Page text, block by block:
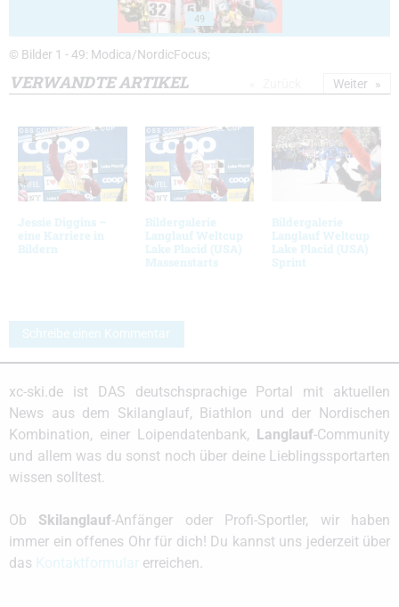
49
© Bilder 1 - 49: Modica/NordicFocus;
VERWANDTE ARTIKEL
Jessie Diggins –
eine Karriere in
Bildern
Bildergalerie
Langlauf Weltcup
Lake Placid (USA)
Massenstarts
Bildergalerie
Langlauf Weltcup
Lake Placid (USA)
Sprint
Weiter
Schreibe einen Kommentar
xc-ski.de ist DAS deutschsprachige Portal mit aktuellen
News aus dem Skilanglauf, Biathlon und der Nordischen
Kombination, einer Loipendatenbank,
Langlauf-Community
und allem was du sonst noch über deine Lieblingssportarten
wissen solltest.
Ob Skilanglauf-Anfänger oder Profi-Sportler, wir haben
immer ein offenes Ohr für dich! Du kannst uns jederzeit über
das
erreichen.